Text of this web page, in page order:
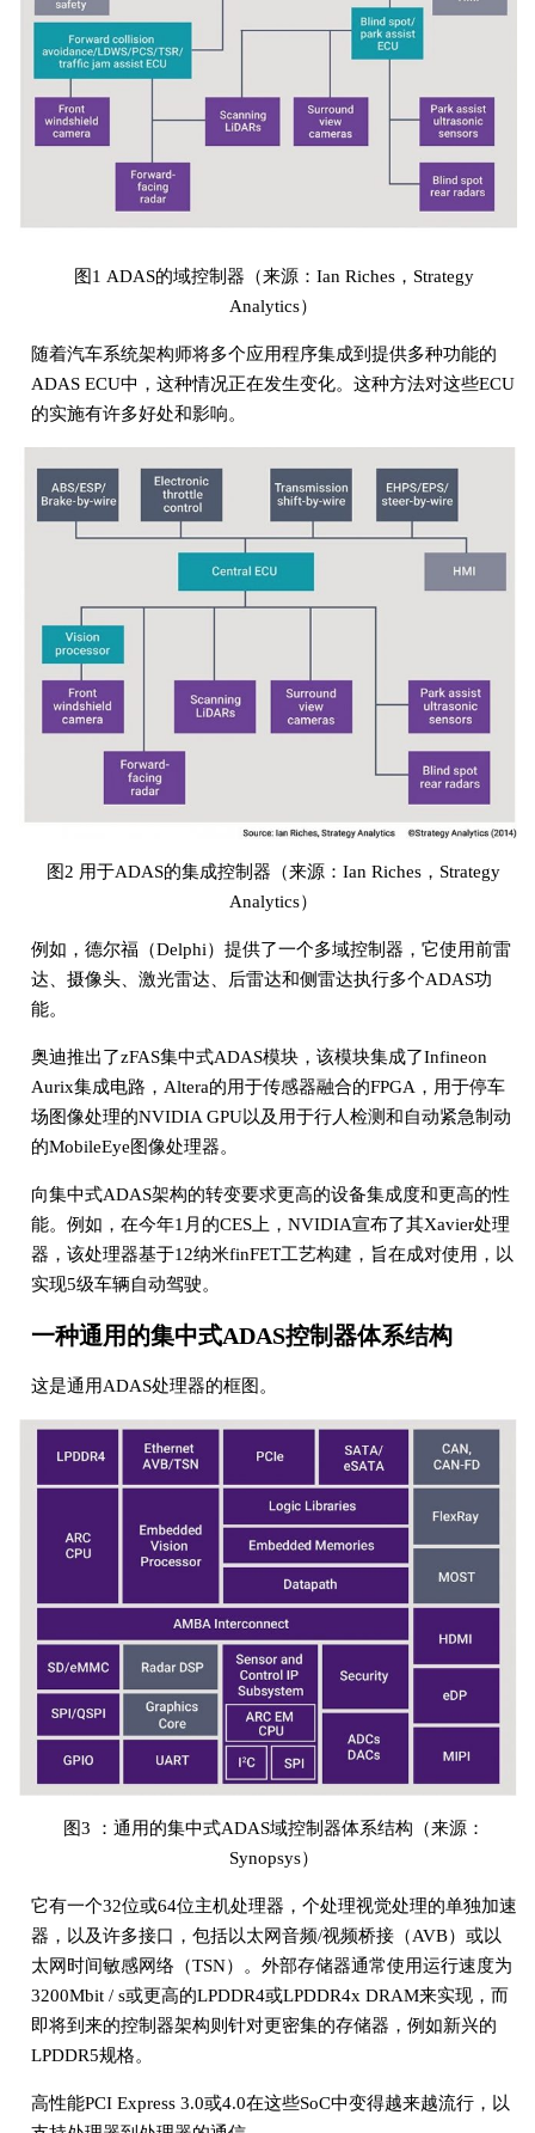
图1 ADAS的域控制器（来源：Ian Riches，Strategy
Analytics）
随着汽车系统架构师将多个应用程序集成到提供多种功能的
ADAS ECU中，这种情况正在发生变化。这种方法对这些ECU
的实施有许多好处和影响。
图2 用于ADAS的集成控制器（来源：Ian Riches，Strategy
Analytics）
例如，德尔福（Delphi）提供了一个多域控制器，它使用前雷
达、摄像头、激光雷达、后雷达和侧雷达执行多个ADAS功
能。
奥迪推出了zFAS集中式ADAS模块，该模块集成了Infineon
Aurix集成电路，Altera的用于传感器融合的FPGA，用于停车
场图像处理的NVIDIA GPU以及用于行人检测和自动紧急制动
的MobileEye图像处理器。
向集中式ADAS架构的转变要求更高的设备集成度和更高的性
能。例如，在今年1月的CES上，NVIDIA宣布了其Xavier处理
器，该处理器基于12纳米finFET工艺构建，旨在成对使用，以
实现5级车辆自动驾驶。
一种通用的集中式ADAS控制器体系结构
这是通用ADAS处理器的框图。
图3 ：通用的集中式ADAS域控制器体系结构（来源：
Synopsys）
它有一个32位或64位主机处理器，个处理视觉处理的单独加速
器，以及许多接口，包括以太网音频/视频桥接（AVB）或以
太网时间敏感网络（TSN）。外部存储器通常使用运行速度为
3200Mbit / s或更高的LPDDR4或LPDDR4x DRAM来实现，而
即将到来的控制器架构则针对更密集的存储器，例如新兴的
LPDDR5规格。
高性能PCI Express 3.0或4.0在这些SoC中变得越来越流行，以